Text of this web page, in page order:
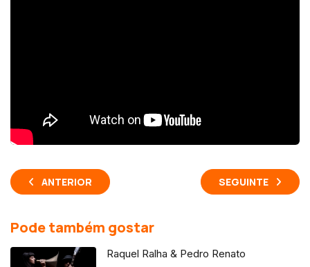
ANTERIOR SEGUINTE
Pode também gostar
Raquel Ralha & Pedro Renato